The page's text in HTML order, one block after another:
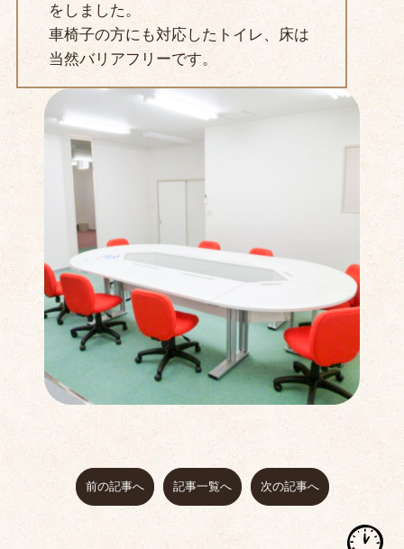
をしました。
車椅子の方にも対応したトイレ、床は
当然バリアフリーです。
前の記事へ 記事一覧へ 次の記事へ